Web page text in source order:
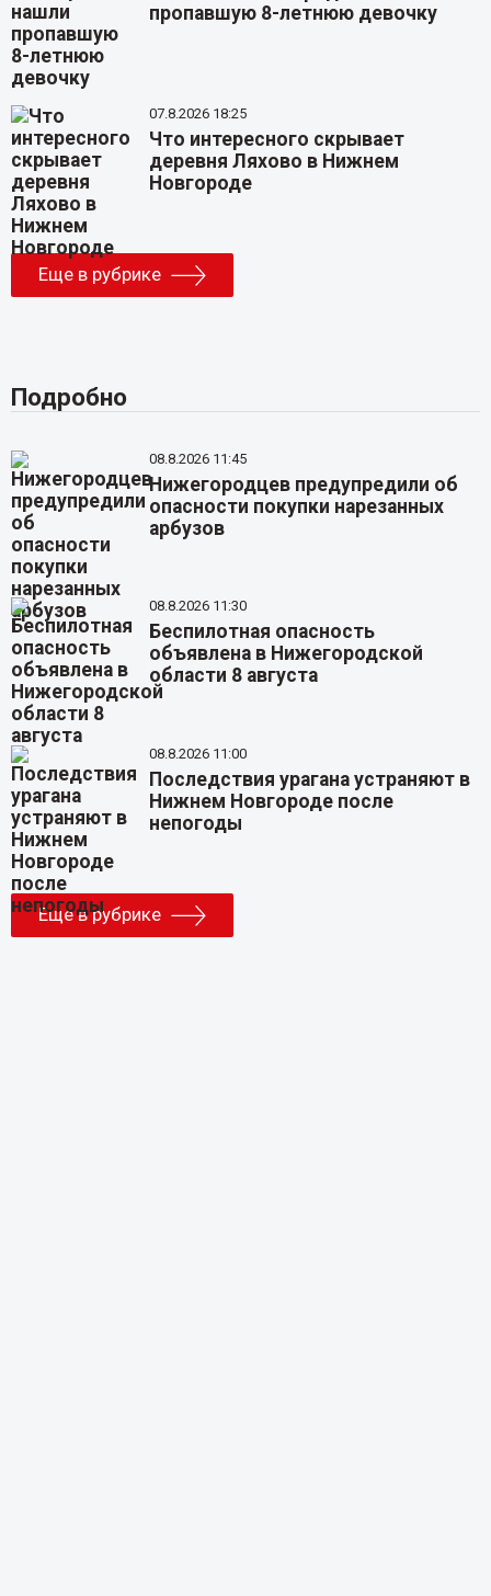
пропавшую 8-летнюю девочку
07.8.2026 18:25
Что интересного скрывает
деревня Ляхово в Нижнем
Новгороде
Еще в рубрике
Подробно
08.8.2026 11:45
Нижегородцев предупредили об
опасности покупки нарезанных
арбузов
08.8.2026 11:30
Беспилотная опасность
объявлена в Нижегородской
области 8 августа
08.8.2026 11:00
Последствия урагана устраняют в
Нижнем Новгороде после
непогоды
Еще в рубрике